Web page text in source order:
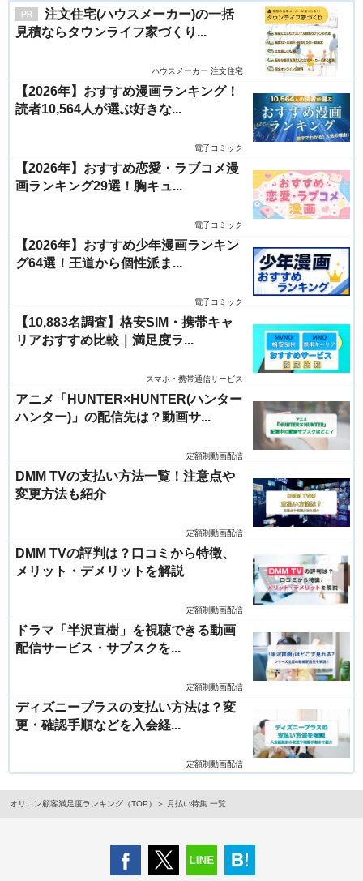
注文住宅(ハウスメーカー)の一括
見積ならタウンライフ家づくり...
ハウスメーカー 注文住宅
【2026年】おすすめ漫画ランキング！
読者10,564人が選ぶ好きな...
電子コミック
【2026年】おすすめ恋愛・ラブコメ漫
画ランキング29選！胸キュ...
電子コミック
【2026年】おすすめ少年漫画ランキン
グ64選！王道から個性派ま...
電子コミック
【10,883名調査】格安SIM・携帯キャ
リアおすすめ比較｜満足度ラ...
スマホ・携帯通信サービス
アニメ「HUNTER×HUNTER(ハンター
ハンター)」の配信先は？動画サ...
定額制動画配信
DMM TVの支払い方法一覧！注意点や
変更方法も紹介
定額制動画配信
DMM TVの評判は？口コミから特徴、
メリット・デメリットを解説
定額制動画配信
ドラマ「半沢直樹」を視聴できる動画
配信サービス・サブスクを...
定額制動画配信
ディズニープラスの支払い方法は？変
更・確認手順などを入会経...
定額制動画配信
オリコン顧客満足度ランキング（TOP） 月払い特集 一覧